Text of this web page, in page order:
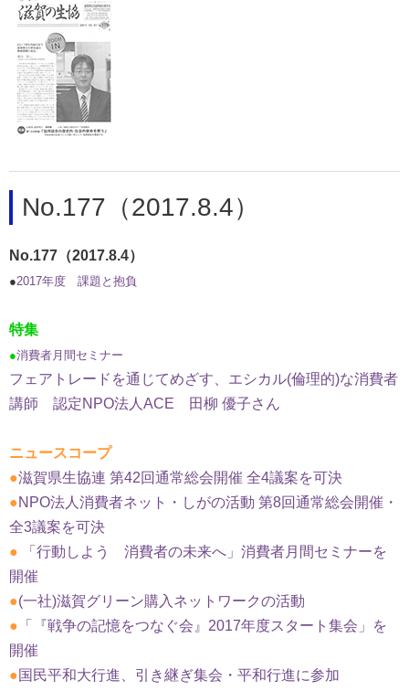
No.177（2017.8.4）
No.177（2017.8.4）
●2017年度 課題と抱負
特集
●消費者月間セミナー
フェアトレードを通じてめざす、エシカル(倫理的)な消費者
講師 認定NPO法人ACE 田柳 優子さん
ニュースコープ
●滋賀県生協連 第42回通常総会開催 全4議案を可決
●NPO法人消費者ネット・しがの活動 第8回通常総会開催・
全3議案を可決
● 「行動しよう 消費者の未来へ」消費者月間セミナーを
開催
●(一社)滋賀グリーン購入ネットワークの活動
● 「『戦争の記憶をつなぐ会』2017年度スタート集会」を
開催
●国民平和大行進、引き継ぎ集会・平和行進に参加